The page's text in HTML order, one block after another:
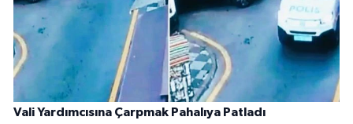
Vali Yardımcısına Çarpmak Pahalıya Patladı